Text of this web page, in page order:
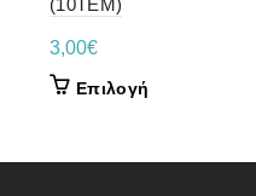
(10ΤΕΜ)
3,00€
Επιλογή
έχει